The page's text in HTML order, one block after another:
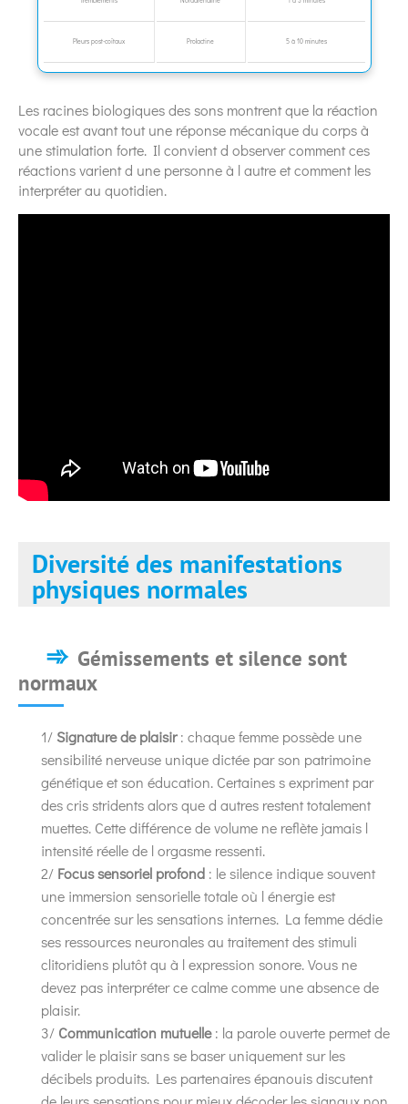
Pleurs post-coïtaux Prolactine 5 à 10 minutes
Les racines biologiques des sons montrent que la réaction
vocale est avant tout une réponse mécanique du corps à
une stimulation forte. Il convient d observer comment ces
réactions varient d une personne à l autre et comment les
interpréter au quotidien.
Diversité des manifestations
physiques normales
Gémissements et silence sont
normaux
1/Signature de plaisir: chaque femme possède une
sensibilité nerveuse unique dictée par son patrimoine
génétique et son éducation. Certaines s expriment par
des cris stridents alors que d autres restent totalement
muettes. Cette différence de volume ne reflète jamais l
intensité réelle de l orgasme ressenti.
2/ Focus sensoriel profond : le silence indique souvent
une immersion sensorielle totale où l énergie est
concentrée sur les sensations internes. La femme dédie
ses ressources neuronales au traitement des stimuli
clitoridiens plutôt qu à l expression sonore. Vous ne
devez pas interpréter ce calme comme une absence de
plaisir.
3/ Communication mutuelle: la parole ouverte permet de
valider le plaisir sans se baser uniquement sur les
décibels produits. Les partenaires épanouis discutent